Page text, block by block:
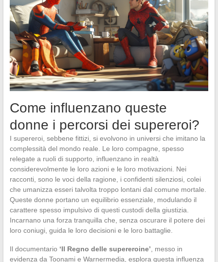
Come influenzano queste
donne i percorsi dei supereroi?
I supereroi, sebbene fittizi, si evolvono in universi che imitano la
complessità del mondo reale. Le loro compagne, spesso
relegate a ruoli di supporto, influenzano in realtà
considerevolmente le loro azioni e le loro motivazioni. Nei
racconti, sono le voci della ragione, i confidenti silenziosi, colei
che umanizza esseri talvolta troppo lontani dal comune mortale.
Queste donne portano un equilibrio essenziale, modulando il
carattere spesso impulsivo di questi custodi della giustizia.
Incarnano una forza tranquilla che, senza oscurare il potere dei
loro coniugi, guida le loro decisioni e le loro battaglie.
Il documentario ‘Il Regno delle supereroine’ , messo in
evidenza da Toonami e Warnermedia, esplora questa influenza